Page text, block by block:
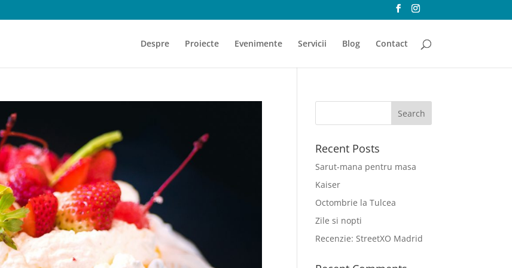
Despre Proiecte Evenimente Servicii Blog Contact
Recent Posts
Sarut-mana pentru masa
Kaiser
Octombrie la Tulcea
Zile si nopti
Recenzie: StreetXO Madrid